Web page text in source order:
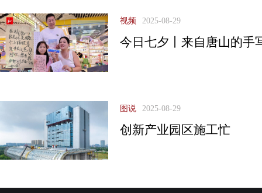
视频 2025-08-29
今日七夕丨来自唐山的手
图说 2025-08-29
创新产业园区施工忙